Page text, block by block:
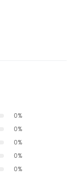
0%
0%
0%
0%
0%